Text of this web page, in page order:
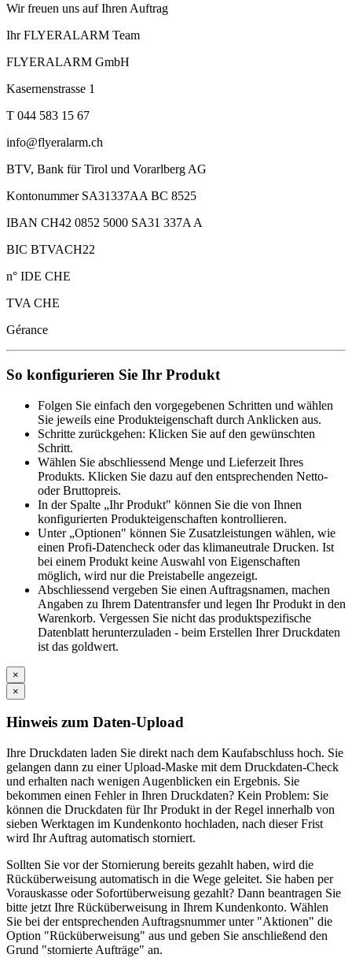
Wir freuen uns auf Ihren Auftrag
Ihr FLYERALARM Team
FLYERALARM GmbH
Kasernenstrasse 1
T 044 583 15 67
info@flyeralarm.ch
BTV, Bank für Tirol und Vorarlberg AG
Kontonummer SA31337AA BC 8525
IBAN CH42 0852 5000 SA31 337A A
BIC BTVACH22
n° IDE CHE
TVA CHE
Gérance
So konfigurieren Sie Ihr Produkt
Folgen Sie einfach den vorgegebenen Schritten und wählen
Sie jeweils eine Produkteigenschaft durch Anklicken aus.
Schritte zurückgehen: Klicken Sie auf den gewünschten
Schritt.
Wählen Sie abschliessend Menge und Lieferzeit Ihres
Produkts. Klicken Sie dazu auf den entsprechenden Netto-
oder Bruttopreis.
In der Spalte „Ihr Produkt" können Sie die von Ihnen
konfigurierten Produkteigenschaften kontrollieren.
Unter „Optionen" können Sie Zusatzleistungen wählen, wie
einen Profi-Datencheck oder das klimaneutrale Drucken. Ist
bei einem Produkt keine Auswahl von Eigenschaften
möglich, wird nur die Preistabelle angezeigt.
Abschliessend vergeben Sie einen Auftragsnamen, machen
Angaben zu Ihrem Datentransfer und legen Ihr Produkt in den
Warenkorb. Vergessen Sie nicht das produktspezifische
Datenblatt herunterzuladen - beim Erstellen Ihrer Druckdaten
ist das goldwert.
×
×
Hinweis zum Daten-Upload
Ihre Druckdaten laden Sie direkt nach dem Kaufabschluss hoch. Sie
gelangen dann zu einer Upload-Maske mit dem Druckdaten-Check
und erhalten nach wenigen Augenblicken ein Ergebnis. Sie
bekommen einen Fehler in Ihren Druckdaten? Kein Problem: Sie
können die Druckdaten für Ihr Produkt in der Regel innerhalb von
sieben Werktagen im Kundenkonto hochladen, nach dieser Frist
wird Ihr Auftrag automatisch storniert.
Sollten Sie vor der Stornierung bereits gezahlt haben, wird die
Rücküberweisung automatisch in die Wege geleitet. Sie haben per
Vorauskasse oder Sofortüberweisung gezahlt? Dann beantragen Sie
bitte jetzt Ihre Rücküberweisung in Ihrem Kundenkonto. Wählen
Sie bei der entsprechenden Auftragsnummer unter "Aktionen" die
Option "Rücküberweisung" aus und geben Sie anschließend den
Grund "stornierte Aufträge" an.